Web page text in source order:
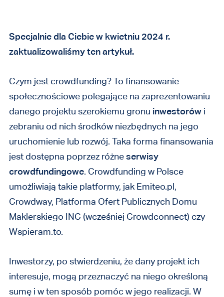
Specjalnie dla Ciebie w kwietniu 2024 r.
zaktualizowaliśmy ten artykuł.
Czym jest crowdfunding? To finansowanie
społecznościowe polegające na zaprezentowaniu
danego projektu szerokiemu gronu inwestorów i
zebraniu od nich środków niezbędnych na jego
uruchomienie lub rozwój. Taka forma finansowania
jest dostępna poprzez różneserwisy
crowdfundingowe. Crowdfunding w Polsce
umożliwiają takie platformy, jak Emiteo.pl,
Crowdway, Platforma Ofert Publicznych Domu
Maklerskiego INC (wcześniej Crowdconnect) czy
Wspieram.to.
Inwestorzy, po stwierdzeniu, że dany projekt ich
interesuje, mogą przeznaczyć na niego określoną
sumę i w ten sposób pomóc w jego realizacji. W